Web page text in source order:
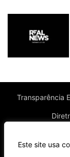
Este site usa
Transparência